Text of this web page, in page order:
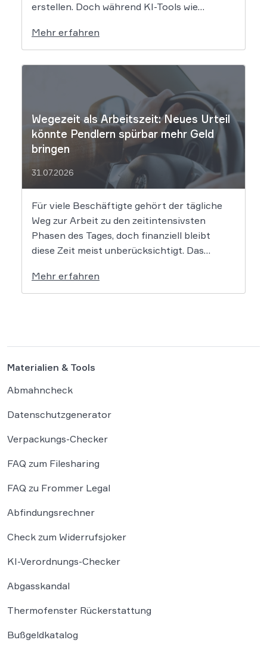
erstellen. Doch während KI-Tools wie
Sekundenschnelle beeindruckende
Ergebnisse liefern, wirft der Einsatz von
Algorithmen in der Kreativbranche
komplexe juristische Fragen auf. Das
Urheberrecht, das Markenrecht und das
Patentrecht […]
Mehr erfahren
Wegezeit als Arbeitszeit: Neues Urteil
könnte Pendlern spürbar mehr Geld
bringen
31.07.2026
Für viele Beschäftigte gehört der tägliche
Weg zur Arbeit zu den zeitintensivsten
Phasen des Tages, doch finanziell bleibt
diese Zeit meist unberücksichtigt. Das
in die Debatte bringen und vielen
Arbeitnehmern den Weg zu einer Vergütung
Mehr erfahren
Materialien & Tools
Abmahncheck
Datenschutzgenerator
Verpackungs-Checker
FAQ zum Filesharing
FAQ zu Frommer Legal
Abfindungsrechner
Check zum Widerrufsjoker
KI-Verordnungs-Checker
Abgasskandal
Thermofenster Rückerstattung
Bußgeldkatalog